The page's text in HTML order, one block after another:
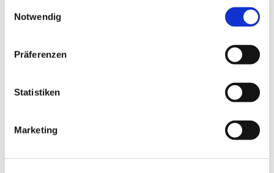
Notwendig
Präferenzen
Statistiken
Marketing
Paul-Gerhardt-Kirchengemeinde,
Ilse Horstkott, Tel. 04348 1213